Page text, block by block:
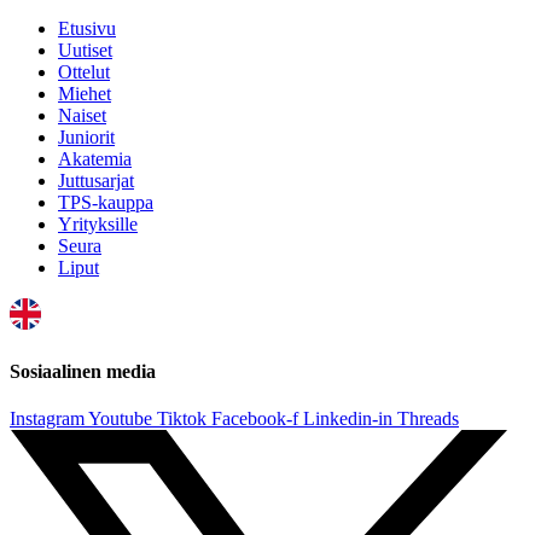
Etusivu
Uutiset
Ottelut
Miehet
Naiset
Juniorit
Akatemia
Juttusarjat
TPS-kauppa
Yrityksille
Seura
Liput
Sosiaalinen media
InstagramYoutube Tiktok Facebook-f Linkedin-in Threads